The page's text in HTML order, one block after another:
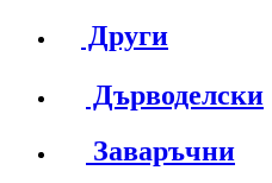
Други
Дърводелски
Заваръчни